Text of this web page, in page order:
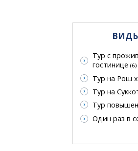
Тур с
гостинице (6)
Тур на Рош
Тур на
Тур
Один раз в